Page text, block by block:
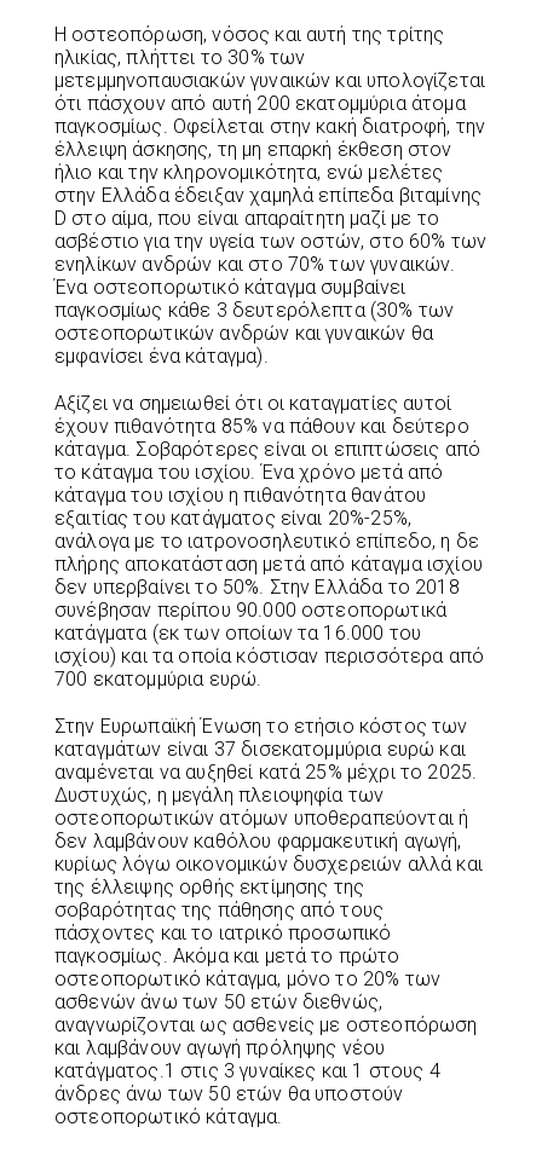
Η οστεοπόρωση, νόσος και αυτή της τρίτης
ηλικίας, πλήττει το 30% των
μετεμμηνοπαυσιακών γυναικών και υπολογίζεται
ότι πάσχουν από αυτή 200 εκατομμύρια άτομα
παγκοσμίως. Οφείλεται στην κακή διατροφή, την
έλλειψη άσκησης, τη μη επαρκή έκθεση στον
ήλιο και την κληρονομικότητα, ενώ μελέτες
στην Ελλάδα έδειξαν χαμηλά επίπεδα βιταμίνης
D στο αίμα, που είναι απαραίτητη μαζί με το
ασβέστιο για την υγεία των οστών, στο 60% των
ενηλίκων ανδρών και στο 70% των γυναικών.
Ένα οστεοπορωτικό κάταγμα συμβαίνει
παγκοσμίως κάθε 3 δευτερόλεπτα (30% των
οστεοπορωτικών ανδρών και γυναικών θα
εμφανίσει ένα κάταγμα).
Αξίζει να σημειωθεί ότι οι καταγματίες αυτοί
έχουν πιθανότητα 85% να πάθουν και δεύτερο
κάταγμα. Σοβαρότερες είναι οι επιπτώσεις από
το κάταγμα του ισχίου. Ένα χρόνο μετά από
κάταγμα του ισχίου η πιθανότητα θανάτου
εξαιτίας του κατάγματος είναι 20%-25%,
ανάλογα με το ιατρονοσηλευτικό επίπεδο, η δε
πλήρης αποκατάσταση μετά από κάταγμα ισχίου
δεν υπερβαίνει το 50%. Στην Ελλάδα το 2018
συνέβησαν περίπου 90.000 οστεοπορωτικά
κατάγματα (εκ των οποίων τα 16.000 του
ισχίου) και τα οποία κόστισαν περισσότερα από
700 εκατομμύρια ευρώ.
Στην Ευρωπαϊκή Ένωση το ετήσιο κόστος των
καταγμάτων είναι 37 δισεκατομμύρια ευρώ και
αναμένεται να αυξηθεί κατά 25% μέχρι το 2025.
Δυστυχώς, η μεγάλη πλειοψηφία των
οστεοπορωτικών ατόμων υποθεραπεύονται ή
δεν λαμβάνουν καθόλου φαρμακευτική αγωγή,
κυρίως λόγω οικονομικών δυσχερειών αλλά και
της έλλειψης ορθής εκτίμησης της
σοβαρότητας της πάθησης από τους
πάσχοντες και το ιατρικό προσωπικό
παγκοσμίως. Ακόμα και μετά το πρώτο
οστεοπορωτικό κάταγμα, μόνο το 20% των
ασθενών άνω των 50 ετών διεθνώς,
αναγνωρίζονται ως ασθενείς με οστεοπόρωση
και λαμβάνουν αγωγή πρόληψης νέου
κατάγματος.1 στις 3 γυναίκες και 1 στους 4
άνδρες άνω των 50 ετών θα υποστούν
οστεοπορωτικό κάταγμα.